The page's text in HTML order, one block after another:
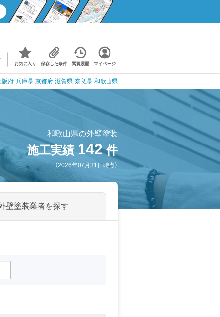
お気に入り 保存した条件 閲覧履歴 マイページ
阪府 兵庫県 京都府 滋賀県 奈良県 和歌山県
和歌山県の外壁塗装
施工実績 142件
（2026年07月31日時点）
壁塗装業者を探す